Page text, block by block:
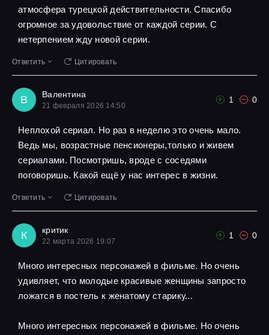
атмосфера турецкой действительности. Спасибо
огромное за удовольствие от каждой серии. С
нетерпением жду новой серии.
Ответить Цитировать
В Валентина
21 февраля 2026 14:50
1 0
Неплохой сериал. Но раз в неделю это очень мало.
Ведь мы, возрастные пенсионеры,только и живем
сериалами. Посмотришь, вроде с соседями
поговоришь. Какой ещё у нас интерес в жизни.
Ответить Цитировать
К критик
22 марта 2026 19:07
1 0
Много интересных персонажей в фильме. Но очень
удивляет, что молодые красивые женщины запросто
ложатся в постель к женатому старику...
Много интересных персонажей в фильме. Но очень